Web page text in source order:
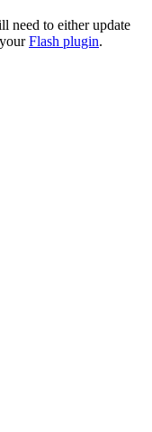
need to either update
Flash plugin.